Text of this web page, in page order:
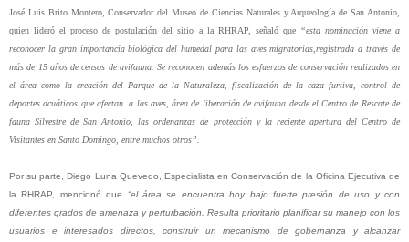
José Luis Brito Montero,Conservador del Museo de Ciencias Naturales y Arqueología de San Antonio,
quien lideró el proceso de postulación del sitio a la RHRAP, señaló que “esta nominación viene a
reconocer la gran importancia biológica del humedal para las aves migratorias,registrada a través de
más de 15 años de censos de avifauna. Se reconocen además los esfuerzos de conservación realizados en
el área como la creación del Parque de la Naturaleza, fiscalización de la caza furtiva, control de
deportes acuáticos que afectan a las aves, área de liberación de avifauna desde el Centro de Rescate de
fauna Silvestre de San Antonio,las ordenanzas de protección y la reciente apertura del Centro de
Visitantes en Santo Domingo, entre muchos otros”.
Por su parte, Diego Luna Quevedo, Especialista en Conservación de la Oficina Ejecutiva de
la RHRAP, mencionó que “el área se encuentra hoy bajo fuerte presión de uso y con
diferentes grados de amenaza y perturbación. Resulta prioritario planificar su manejo con los
usuarios e interesados directos, construir un mecanismo de gobernanza y alcanzar